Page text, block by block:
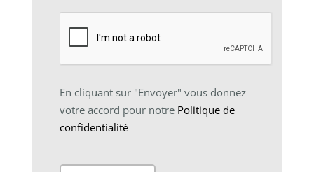
En cliquant sur "Envoyer" vous donnez
votre accord pour notre Politique de
confidentialité